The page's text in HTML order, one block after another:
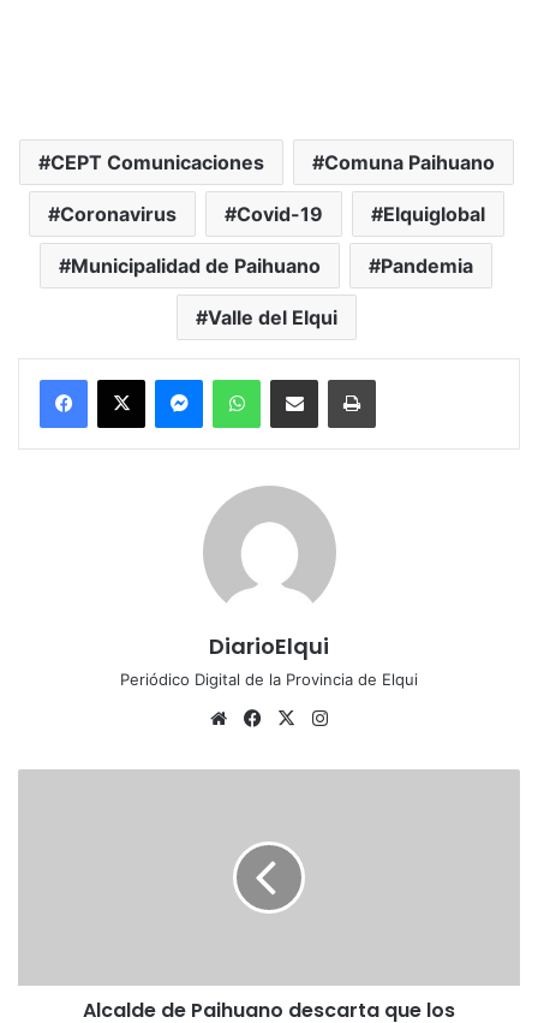
CEPT Comunicaciones Comuna Paihuano
Coronavirus Covid-19 Elquiglobal
Municipalidad de Paihuano Pandemia
Valle del Elqui
DiarioElqui
Periódico Digital de la Provincia de Elqui
Siti
we
Fa
bo
X
ra
e
Alcalde de Paihuano descarta que los